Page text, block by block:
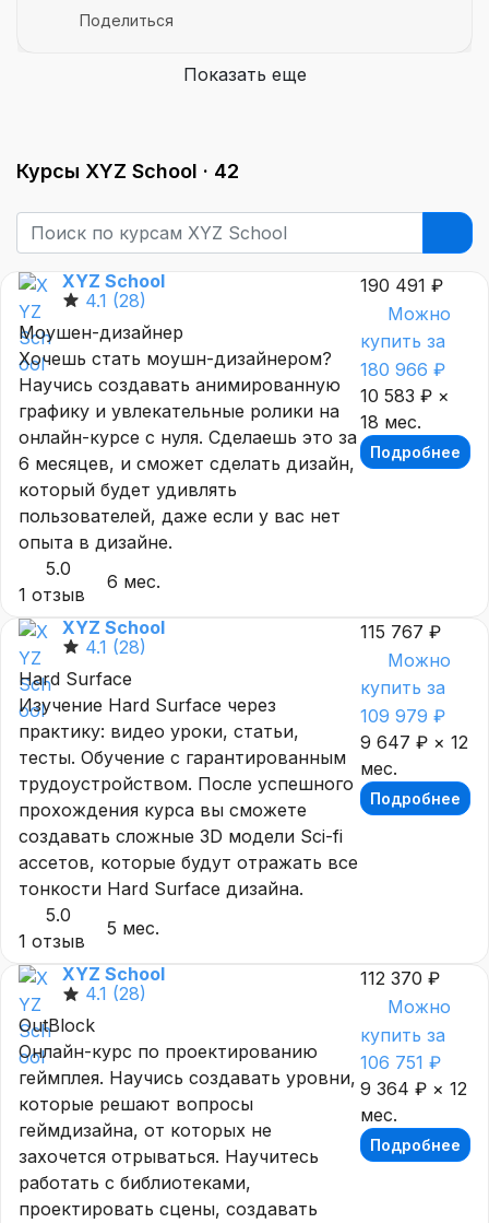
Поделиться
Показать еще
Курсы XYZ School · 42
XYZ School
4.1 (28)
Моушен-дизайнер
Хочешь стать моушн-дизайнером?
Научись создавать анимированную
графику и увлекательные ролики на
онлайн-курсе с нуля. Сделаешь это за
6 месяцев, и сможет сделать дизайн,
который будет удивлять
пользователей, даже если у вас нет
опыта в дизайне.
5.0
1 отзыв
6 мес.
190 491 ₽
Можно
купить за
180 966 ₽
10 583 ₽ ×
18 мес.
Подробнее
XYZ School
4.1 (28)
Hard Surface
Изучение Hard Surface через
практику: видео уроки, статьи,
тесты. Обучение с гарантированным
трудоустройством. После успешного
прохождения курса вы сможете
создавать сложные 3D модели Sci-fi
ассетов, которые будут отражать все
тонкости Hard Surface дизайна.
5.0
1 отзыв
5 мес.
115 767 ₽
Можно
купить за
109 979 ₽
9 647 ₽ × 12
мес.
Подробнее
XYZ School
4.1 (28)
OutBlock
Онлайн-курс по проектированию
геймплея. Научись создавать уровни,
которые решают вопросы
геймдизайна, от которых не
захочется отрываться. Научитесь
работать с библиотеками,
проектировать сцены, создавать
112 370 ₽
Можно
купить за
106 751 ₽
9 364 ₽ × 12
мес.
Подробнее